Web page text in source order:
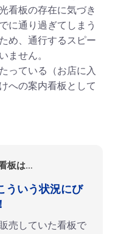
看板の存在に気づき
に通り過ぎてしまう
め、通行するスピー
ません。
っている（お店に入
への案内看板として
板は…
ういう状況にび
売していた看板で